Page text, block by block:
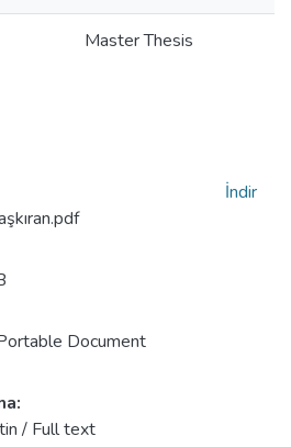
Master Thesis
Document
/ Full text
İndir